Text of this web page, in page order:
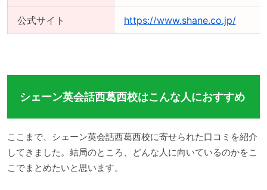
公式サイト https://www.shane.co.jp/
シェーン英会話西葛西校はこんな人におすすめ
ここまで、シェーン英会話西葛西校に寄せられた口コミを紹介
してきました。結局のところ、どんな人に向いているのかをこ
こでまとめたいと思います。